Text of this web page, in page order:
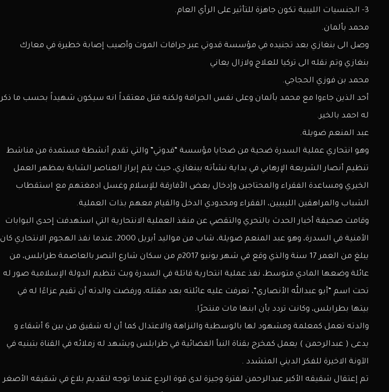
3- الجنسيات الليبية تكون جاهزة للتأثير على الرأي العام.
محمد بألمان.
وصل الى بنغازي بعد تجنيده في مؤسسة قدوتي عبر جرافات الموت وأصيب إصابة خطيرة في معارك
بنغازي وتم نقله الى تركيا للعلاج ولازال يعاني
محمد بن فوزي الحجاجي.
أحد الذين جاءوا مع محمد بألمان وعلى نفس الجرافة ولكنه قتل معتقداً انه سيكون شهيداً بحسب ما ذكر
له احمد بالخير.
عبد المنعم ضويلة.
وهو انتحاري عملية السدرة ضحية من ضحايا مؤسسة “قدوتي” والتي تقدم أنشطة مستمدة من مناشط
تنظيم أنصار الشريعة الإرهابي في بداية نشأته ببنغازي، حيث يتم إبراز العناصر الشابة بمظهر العمل
الخيري ومساعدة الفقراء والمحتاجين وإدخال بعض الأفارقة للإسلام وغسل ادمغتهم مع استقطاب
الشباب والمراهقين الليبيين، الفقراء ومحدودي الدخل والقيام معهم بذات العملية.
وقامت صحيفة أخبار الحدث بالتحري والتقصي عن منفذ العملية الانتحارية التي استهدفت إحدى البوابات
الأمنية في السدرة، وهو عبد المنعم ضويلة، شاب من مواليد أبريل 2000، عندما نفذ الهجوم الانتحاري كان
يبلغ من العمر 17 سنة والذي وقع في شهر يونيو 2017م من سكان شارع النصر بالعاصمة طرابلس، من
عائلة وضعها المادي متوسط، نفذ عملية انتحارية قاتلة في السدرة وبث تنظيم الدولة الإسلامية صور له
تحت اسم “أبو عبدالله الأنصاري”، تعرفت عليه عائلته بعد مقتله، ورفضت والدته أن تقيم عزاءًا له في
بيتها بطرابلس، وكانت تردد بأن ابنها مات منتحرًا.
والدته تعمل كمعلمة ومشهود لها بالوسطية والنزاهة والاعتدال كما أن له شقيق من بين 6 أشقاء و
يدعى ( عبدالرحمن ) يعمل كمخرج بقناة النبأ الفضائية في طرابلس ويشهد له زملائه في القناة بتبنيه في
الآونة الاخيرة للفكر الديني المتشدد .
تم إعتقال شقيقه الأكبر عبدالرحمن لفترة وجيزة لدى قوة الردع عندما توجه لتقديم بلاغ في شقيقه الأصغر